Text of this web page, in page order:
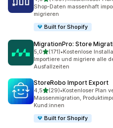
1357 Rezensionen insgesamt
Shop-Daten massenhaft
migrieren
Built for Shopify
MigrationPro: Store
5,0von 5 Sternen
(171)
171 Rezensionen insgesamt
•Kostenlose
Importiere und migriere alle
Ausfallzeiten
StoreRobo Import Export
4,5von 5 Sternen
(29)
29 Rezensionen insgesamt
•Kostenloser Plan
Massenmigration,
Kund:innen
Built for Shopify